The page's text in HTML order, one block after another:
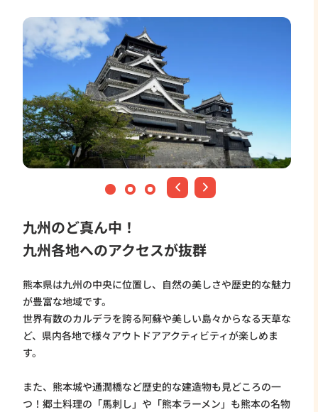
県央地域 県北地域
天草地域
九州のど真ん中！
九州各地へのアクセスが抜群
熊本県は九州の中央に位置し、自然の美しさや歴史的な魅力
が豊富な地域です。
世界有数のカルデラを誇る阿蘇や美しい島々からなる天草な
ど、県内各地で様々アウトドアアクティビティが楽しめま
す。
また、熊本城や通潤橋など歴史的な建造物も見どころの一
つ！郷土料理の「馬刺し」や「熊本ラーメン」も熊本の名物